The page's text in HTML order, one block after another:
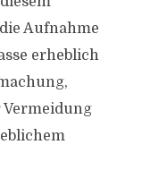
Aufnahme
erheblich
Vermeidung